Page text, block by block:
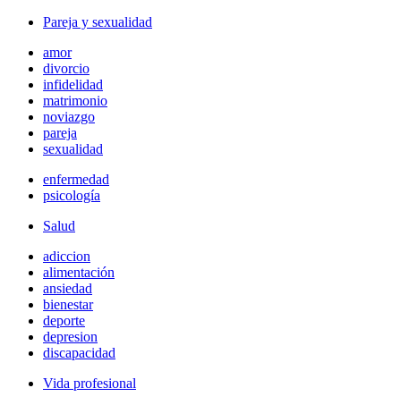
Pareja y sexualidad
amor
divorcio
infidelidad
matrimonio
noviazgo
pareja
sexualidad
enfermedad
psicología
Salud
adiccion
alimentación
ansiedad
bienestar
deporte
depresion
discapacidad
Vida profesional